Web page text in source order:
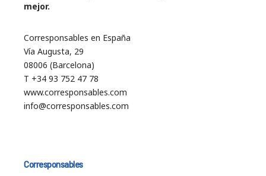
mejor.
Corresponsables en España
Vía Augusta, 29
08006 (Barcelona)
T +34 93 752 47 78
www.corresponsables.com
info@corresponsables.com
Corresponsables